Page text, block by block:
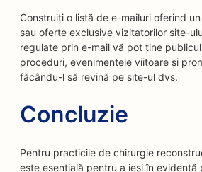
Construiți o listă de e-mailuri oferind
sau oferte exclusive vizitatorilor site-
regulate prin e-mail vă pot ține
proceduri, evenimentele viitoare și
făcându-l să revină pe site-ul dvs.
Concluzie
Pentru practicile de chirurgie
este esențială pentru a ieși în evidență